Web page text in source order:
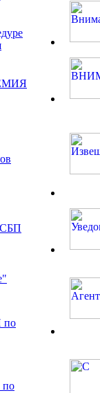
СБП
по
по